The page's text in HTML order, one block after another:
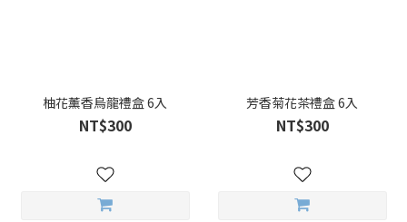
柚花薰香烏龍禮盒 6入
NT$300
芳香菊花茶禮盒 6入
NT$300